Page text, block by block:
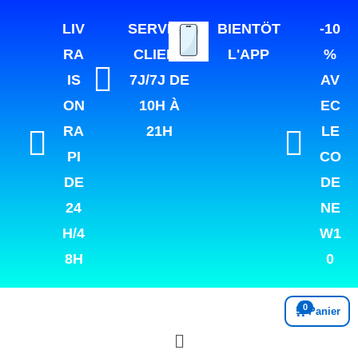
LIV
RA
IS
ON
RA
PI
DE
24
H/4
8H
SERVICE
CLIENT
7J/7J DE
10H À
21H
BIENTÖT
L'APP
-10
%
AV
EC
LE
CO
DE
NE
W1
0
🛒0Panier